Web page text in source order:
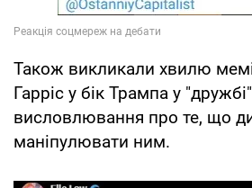
Також викликали хвилю
Гарріс у бік Трампа у
висловлювання про те, що
маніпулювати ним.